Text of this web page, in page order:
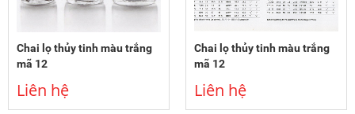
Chai lọ thủy tinh màu trắng
mã 12
Liên hệ
Chai lọ thủy tinh màu trắng
mã 12
Liên hệ